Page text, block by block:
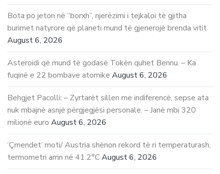
Bota po jeton në “borxh”, njerëzimi i tejkaloi të gjitha
burimet natyrore që planeti mund të gjenerojë brenda vitit
August 6, 2026
Asteroidi që mund të godasë Tokën quhet Bennu. – Ka
fuqinë e 22 bombave atomike August 6, 2026
Behgjet Pacolli: – Zyrtarët sillen me indiferencë, sepse ata
nuk mbajnë asnjë përgjegjësi personale. – Janë mbi 320
milionë euro August 6, 2026
‘Çmendet’ moti/ Austria shënon rekord të ri temperaturash,
termometri arrin në 41.2°CAugust 6, 2026